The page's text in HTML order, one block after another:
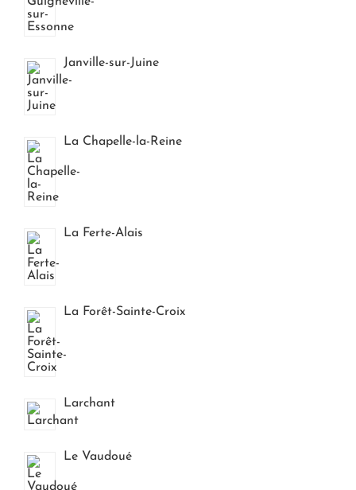
Janville-sur-Juine
La Chapelle-la-Reine
La Ferte-Alais
La Forêt-Sainte-Croix
Larchant
Le Vaudoué